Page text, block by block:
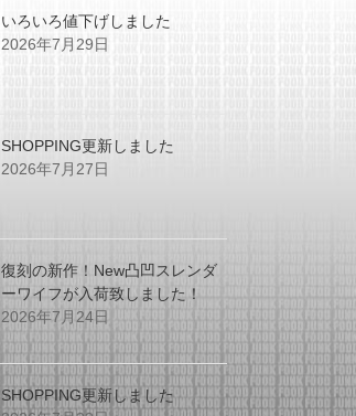
いろいろ値下げしました
2026年7月29日
SHOPPING更新しました
2026年7月27日
復刻の新作！New凸凹スレンダ
ーワイフが入荷致しました！
2026年7月24日
SHOPPING更新しました